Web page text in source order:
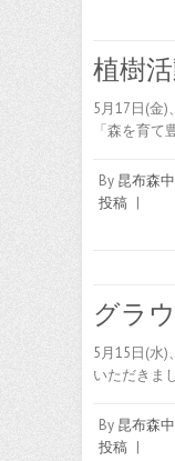
植樹
5月17日(金)
「森を育
By 昆布森
投稿 |
グラ
5月15日(水)
いただきま
By 昆布森
投稿 |